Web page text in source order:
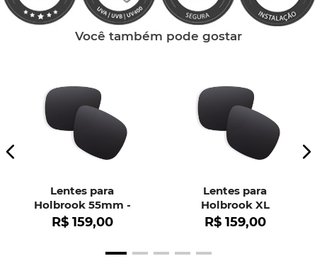
Você também pode gostar
Lentes para
Holbrook 55mm -
OO9102
R$ 159,00
Lentes para
Holbrook XL
R$ 159,00